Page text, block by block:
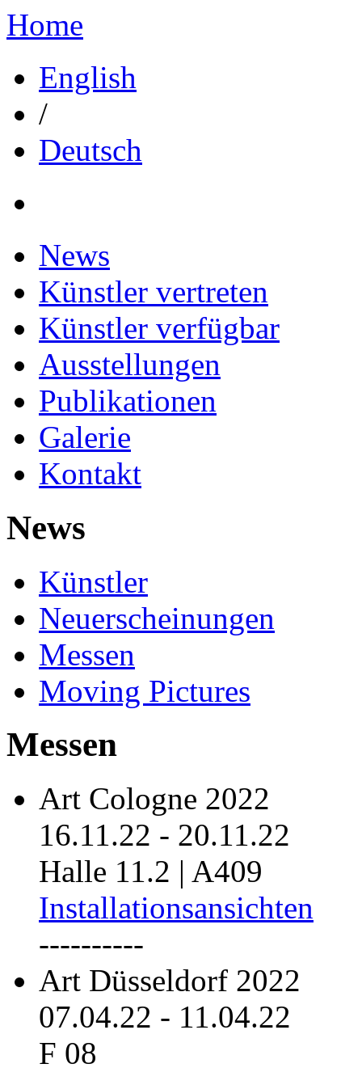
Home
English
/
Deutsch
News
Künstler vertreten
Künstler verfügbar
Ausstellungen
Publikationen
Galerie
Kontakt
News
Künstler
Neuerscheinungen
Messen
Moving Pictures
Messen
Art Cologne 2022
16.11.22 - 20.11.22
Halle 11.2 | A409
Installationsansichten
----------
Art Düsseldorf 2022
07.04.22 - 11.04.22
F 08